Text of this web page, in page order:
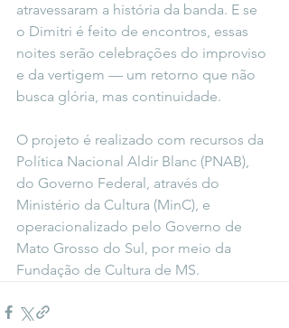
atravessaram a história da banda. E se
o Dimitri é feito de encontros, essas
noites serão celebrações do improviso
e da vertigem — um retorno que não
busca glória, mas continuidade.
O projeto é realizado com recursos da
Política Nacional Aldir Blanc (PNAB),
do Governo Federal, através do
Ministério da Cultura (MinC), e
operacionalizado pelo Governo de
Mato Grosso do Sul, por meio da
Fundação de Cultura de MS.